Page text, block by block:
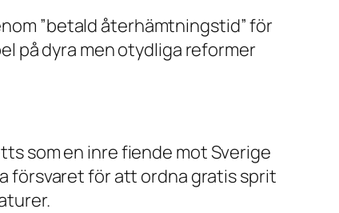
”betald återhämtningstid” för
på dyra men otydliga reformer
som en inre fiende mot Sverige
försvaret för att ordna gratis sprit